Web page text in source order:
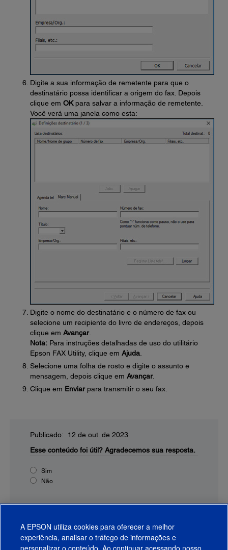
Digite a sua informação de remetente para que o
destinatário possa identificar a origem do fax. Depois
clique em OKpara salvar a informação de remetente.
Você verá uma janela como esta:
Digite o nome do destinatário e o número de fax ou
selecione um recipiente do livro de endereços, depois
clique em Avançar.
Nota: Para instruções detalhadas de uso do utilitário
Epson FAX Utility, clique em Ajuda
Selecione uma folha de rosto e digite o assunto e
mensagem, depois clique em Avançar.
Clique em Enviarpara transmitir o seu fax.
Publicado: 12 de out. de 2023
Esse conteúdo foi útil? Agradecemos sua resposta.
Sim
Não
A EPSON utiliza cookies para oferecer a melhor
experiência, analisar o tráfego de informações e
personalizar o conteúdo. Ao continuar acessando nosso